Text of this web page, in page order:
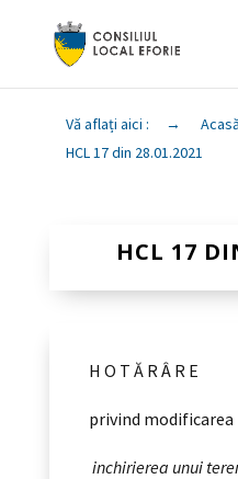
Vă aflați aici : → Acasă
HCL 17 din 28.01.2021
HCL 17
H O T Ă R Â R E
privind modificarea
inchirierea unui